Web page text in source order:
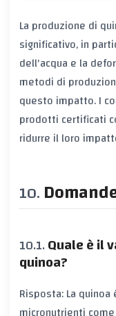
La produzione di
significativo, in
dell'acqua e la
metodi di
questo impatto. I
prodotti certificati
ridurre il loro
Quale è il
quinoa?
Risposta: La